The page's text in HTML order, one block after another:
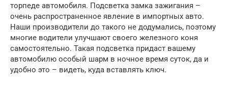
торпеде автомобиля. Подсветка замка зажигания –
очень распространенное явление в импортных авто.
Наши производители до такого не додумались, поэтому
многие водители улучшают своего железного коня
самостоятельно. Такая подсветка придаст вашему
автомобилю особый шарм в ночное время суток, да и
удобно это – видеть, куда вставлять ключ.